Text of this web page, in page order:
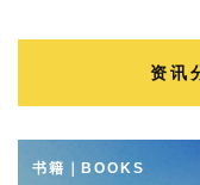
资讯
书籍｜BOOKS